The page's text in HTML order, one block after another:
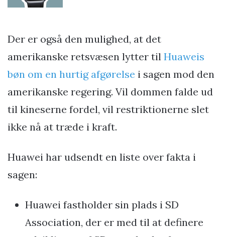
Der er også den mulighed, at det
amerikanske retsvæsen lytter til Huaweis
bøn om en hurtig afgørelse i sagen mod den
amerikanske regering. Vil dommen falde ud
til kineserne fordel, vil restriktionerne slet
ikke nå at træde i kraft.
Huawei har udsendt en liste over fakta i
sagen:
Huawei fastholder sin plads i SD
Association, der er med til at definere